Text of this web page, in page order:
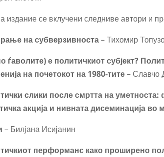
издание се вклучени следниве автори и
на субверзивноста– Тихомир
ѓаволите) е политичкиот субјект?
на почетокот на 1980-тите– Славчо
слики после смртта на
акција и нивната дисеминација во
– Билјана Исијанин
перформанс како проширено